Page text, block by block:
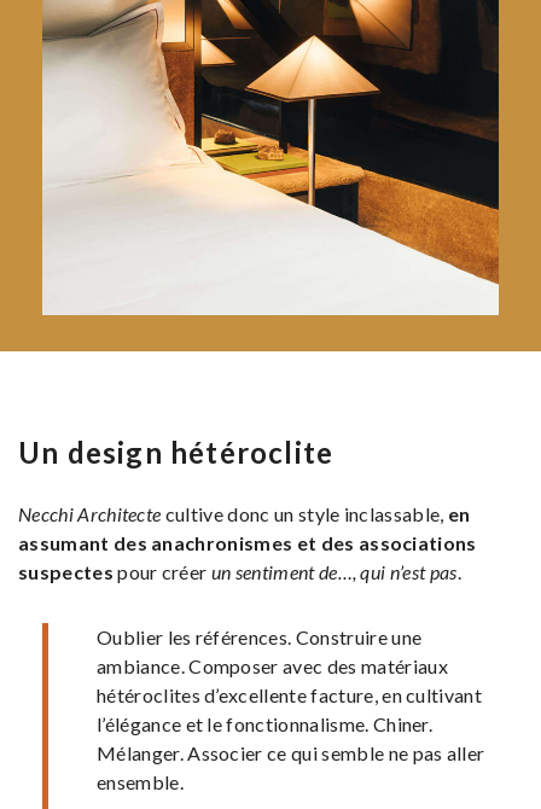
Un design hétéroclite
Necchi Architecte cultive donc un style inclassable, en
assumant des anachronismes et des associations
suspectes pour créer un sentiment de…, qui n’est pas.
Oublier les références. Construire une
ambiance. Composer avec des matériaux
hétéroclites d’excellente facture, en cultivant
l’élégance et le fonctionnalisme. Chiner.
Mélanger. Associer ce qui semble ne pas aller
ensemble.